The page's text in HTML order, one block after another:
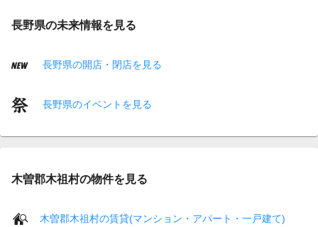
長野県の未来情報を見る
長野県の開店・閉店を見る
長野県のイベントを見る
木曽郡木祖村の物件を見る
木曽郡木祖村の賃貸(マンション・アパート・一戸建て)